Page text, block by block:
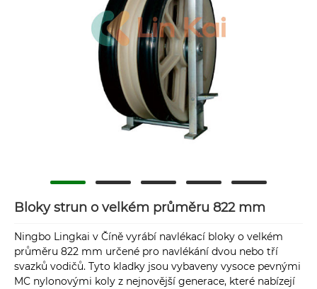
Bloky strun o velkém průměru 822 mm
Ningbo Lingkai v Číně vyrábí navlékací bloky o velkém
průměru 822 mm určené pro navlékání dvou nebo tří
svazků vodičů. Tyto kladky jsou vybaveny vysoce pevnými
MC nylonovými koly z nejnovější generace, které nabízejí